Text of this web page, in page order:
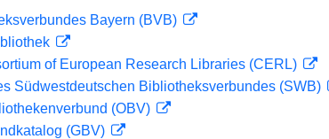
Bayern (BVB)
of European Research Libraries (CERL)
Südwestdeutschen Bibliotheksverbundes (SWB)
(OBV)
(GBV)